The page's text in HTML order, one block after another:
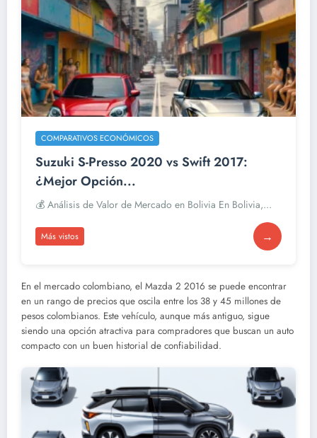
COMPARATIVOS ECONÓMICOS
Suzuki S-Presso 2020 vs Swift 2017:
¿Mejor Opción...
💰 Análisis de Valor de Mercado en Bolivia En Bolivia,...
Más vistos →
En el mercado colombiano, el Mazda 2 2016 se puede encontrar
en un rango de precios que oscila entre los 38 y 45 millones de
pesos colombianos. Este vehículo, aunque más antiguo, sigue
siendo una opción atractiva para compradores que buscan un auto
compacto con un buen historial de confiabilidad.